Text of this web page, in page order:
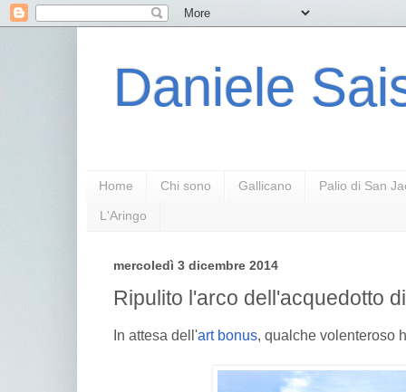
Daniele
Home Chi sono Gallicano Palio di San
L'Aringo
mercoledì 3 dicembre 2014
Ripulito l'arco dell'acquedotto
In attesa dell'art bonus, qualche volenteroso